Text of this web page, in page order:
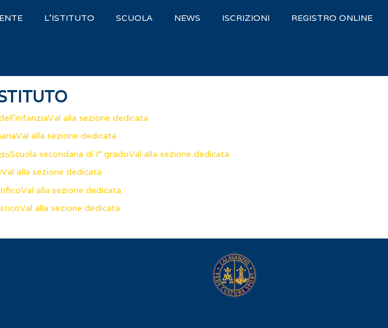
L'ISTITUTO SCUOLA NEWS ISCRIZIONI REGISTRO ONLINE
Val alla sezione dedicata
Val alla sezione dedicata
Scuola secondaria di I° gradoVal alla sezione dedicata
Val alla sezione dedicata
Val alla sezione dedicata
Val alla sezione dedicata